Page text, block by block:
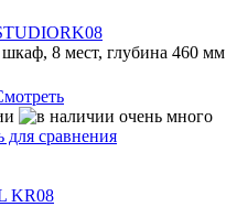
8 мест, глубина 460 мм
для сравнения